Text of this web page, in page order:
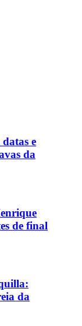
e
da
de final
da